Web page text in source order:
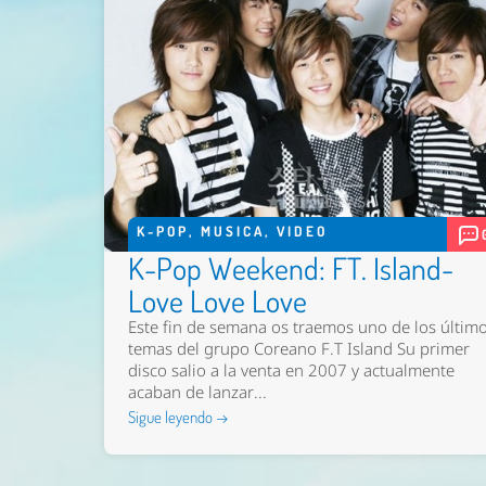
K-POP,MUSICA,VIDEO
K-Pop Weekend: FT. Island-
Love Love Love
Este fin de semana os traemos uno de los
temas del grupo Coreano F.T Island Su primer
disco salio a la venta en 2007 y actualmente
acaban de lanzar...
Sigue leyendo →